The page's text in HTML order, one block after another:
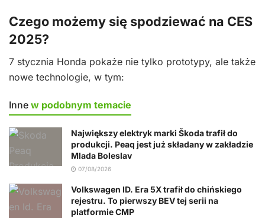
Czego możemy się spodziewać na CES
2025?
7 stycznia Honda pokaże nie tylko prototypy, ale także
nowe technologie, w tym:
Inne w podobnym temacie
Największy elektryk marki Škoda trafił do
produkcji. Peaq jest już składany w zakładzie
Mlada Boleslav
07/08/2026
Volkswagen ID. Era 5X trafił do chińskiego
rejestru. To pierwszy BEV tej serii na
platformie CMP